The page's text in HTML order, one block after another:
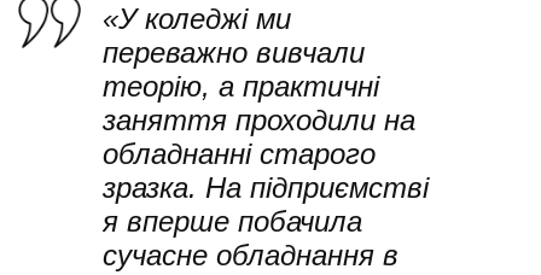
«У коледжі ми
переважно вивчали
теорію, а практичні
заняття проходили на
обладнанні старого
зразка. На підприємстві
я вперше побачила
сучасне обладнання в